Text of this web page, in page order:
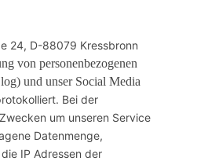
24, D-88079 Kressbronn
von personenbezogenen
und unser Social Media
Bei der
um unseren Service
Datenmenge,
IP Adressen der